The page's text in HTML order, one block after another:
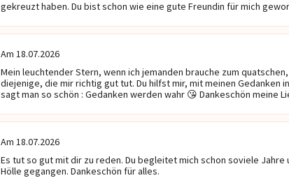
gekreuzt haben. Du bist schon wie eine gute Freundin für mich
Am 18.07.2026
Mein leuchtender Stern, wenn ich jemanden brauche zum
diejenige, die mir richtig gut tut. Du hilfst mir, mit meinen Gedanken
sagt man so schön : Gedanken werden wahr 😘 Dankeschön meine
Am 18.07.2026
Es tut so gut mit dir zu reden. Du begleitet mich schon soviele Jahre
Hölle gegangen. Dankeschön für alles.